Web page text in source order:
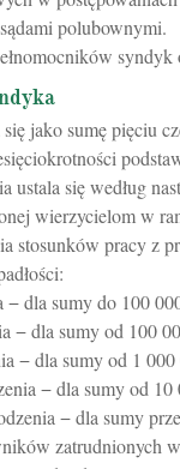
polubownymi.
syndyk
jako sumę pięciu
ustala się według
wierzycielom w
stosunków pracy z
dla sumy do 100
− dla sumy od 100
− dla sumy od 1 000
− dla sumy od 10
− dla sumy
zatrudnionych